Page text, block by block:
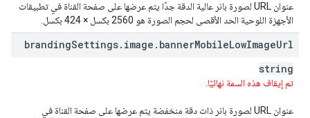
عنوان URL لصورة بانر عالية الدقة جدًا يتم عرضها على صفحة القناة في تطبيقات
الأجهزة اللوحية الحد الأقصى لحجم الصورة هو 2560 بكسل × 424 بكسل.
brandingSettings. image . bannerMobileLowImageUrl
string
تم إيقاف هذه السمة نهائيًا.
عنوان URL لصورة بانر ذات دقة منخفضة يتم عرضها على صفحة القناة في